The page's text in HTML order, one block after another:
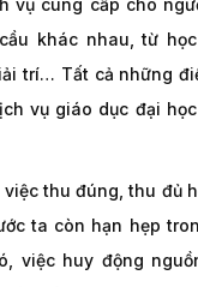
vụ cung cấp cho
khác nhau, từ
trí… Tất cả những
vụ giáo dục đại
thu đúng, thu đủ
ta còn hạn hẹp
việc huy động